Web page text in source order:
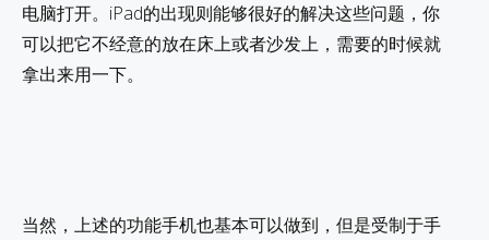
电脑打开。iPad的出现则能够很好的解决这些问题，你
可以把它不经意的放在床上或者沙发上，需要的时候就
拿出来用一下。
当然，上述的功能手机也基本可以做到，但是受制于手